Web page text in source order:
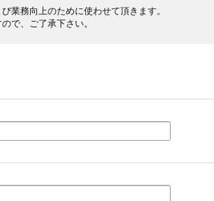
業務向上のために使わせて頂きます。
で、ご了承下さい。